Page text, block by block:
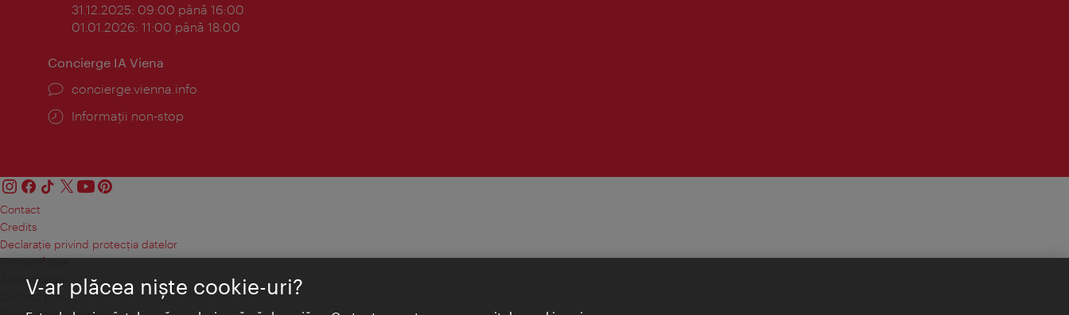
31.12.2025: 09:00 până 16:00
01.01.2026: 11:00 până 18:00
Concierge IA Viena
concierge.vienna.info
Informații non-stop
Contact
Credits
Declaraţie privind protecţia datelor
Terms of Use
Accesibilitate
Contact presa
V-ar plăcea nişte cookie-uri?